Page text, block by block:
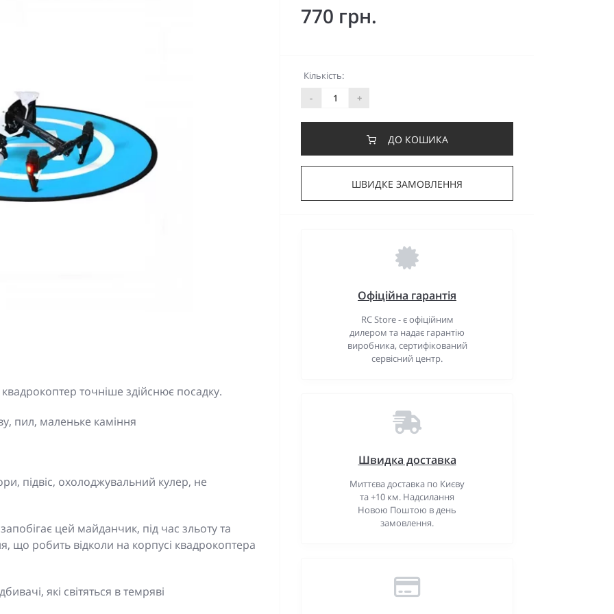
точніше здійснює посадку.
пил, маленьке каміння
підвіс, охолоджувальний кулер, не
цей майданчик, під час зльоту та
що робить відколи на корпусі квадрокоптера
які світяться в темряві
770 грн.
Кількість:
-
+
ДО КОШИКА
ШВИДКЕ ЗАМОВЛЕННЯ
Офіційна гарантія
RC Store - є офіційним
дилером та надає гарантію
виробника, сертифікований
сервісний центр.
Швидка доставка
Миттєва доставка по Києву
та +10 км. Надсилання
Новою Поштою в день
замовлення.